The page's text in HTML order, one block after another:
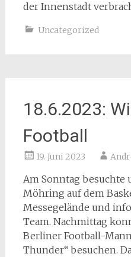
der Innenstadt
Uncategorized
18.6.2023:
Football
19. Juni 2023
Am Sonntag besuchte
Möhring auf dem
Messegelände und
Team. Nachmittag
Berliner Football-
Thunder“ besuchen.